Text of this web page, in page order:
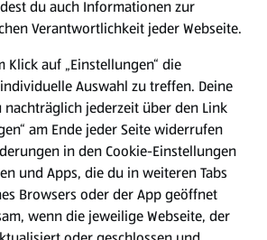
Tab)
du auch Informationen zur
Verantwortlichkeit jeder Webseite.
Klick auf „Einstellungen“ die
Auswahl zu treffen. Deine
jederzeit über den Link
am Ende jeder Seite widerrufen
in den Cookie-Einstellungen
und Apps, die du in weiteren Tabs
Browsers oder der App geöffnet
wenn die jeweilige Webseite, der